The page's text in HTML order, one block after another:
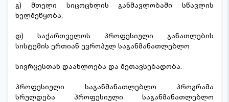
გ) მთელი სიცოცხლის განმავლობაში სწავლის
ხელშეწყობა;
დ) საქართველოს პროფესიული განათლების
სისტემის ერთიან ევროპულ საგანმანათლებლო
სივრცესთან დაახლოება და შეთავსებადობა.
პროფესიული საგანმანათლებლო პროგრამა
სრულდება პროფესიული საგანმანათლებლო